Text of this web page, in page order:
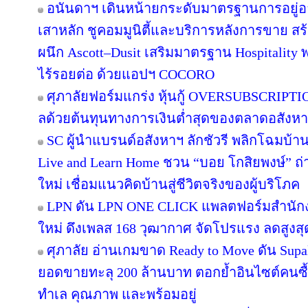
อนันดาฯ เดินหน้ายกระดับมาตรฐานการอยู่อ
เสาหลัก ชูคอมมูนิตี้และบริการหลังการขาย สร้
ผนึก Ascott–Dusit เสริมมาตรฐาน
ไร้รอยต่อ ด้วยแอปฯ COCORO
ศุภาลัยฟอร์มแกร่ง หุ้นกู้
ลด้วยต้นทุนทางการเงินต่ำสุดของตลาดอสังห
SC ผู้นำแบรนด์อสังหาฯ ลักชัวรี พลิกโฉมบ้า
Live and Learn Home ชวน “บอย โกสิยพงษ์”
ใหม่ เชื่อมแนวคิดบ้านสู่ชีวิตจริงของผู้บริโภค
LPN ดัน LPN ONE CLICK แพลตฟอร์มสำนั
ใหม่ ดึงเพลส 168 วุฒากาศ จัดโปรแรง ลดสูงสุ
ศุภาลัย อ่านเกมขาด Ready to Move ดัน
ยอดขายทะลุ 200 ล้านบาท ตอกย้ำอินไซต์คน
ทำเล คุณภาพ และพร้อมอยู่